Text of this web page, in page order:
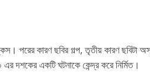
পরের কারণ ছবির গল্প, তৃতীয় কারণ ছবিটা
দশকের একটি ঘটনাকে কেন্দ্র করে নির্মিত।